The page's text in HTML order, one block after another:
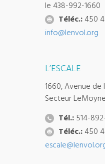
le 438-992-1660
Téléc.: 450
info@lenvol.org
L’ESCALE
1660, Avenue de
Secteur
Tél.: 514-
Téléc.: 450